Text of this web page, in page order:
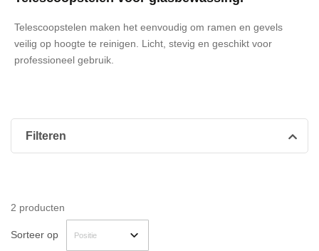
Telescoopstelen maken het eenvoudig om ramen en gevels
veilig op hoogte te reinigen. Licht, stevig en geschikt voor
professioneel gebruik.
2 producten
Sorteer op
Filteren